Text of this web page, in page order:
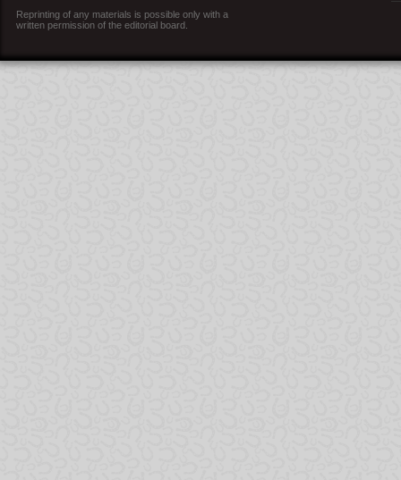
Reprinting of any materials is possible only with a
written permission of the editorial board.